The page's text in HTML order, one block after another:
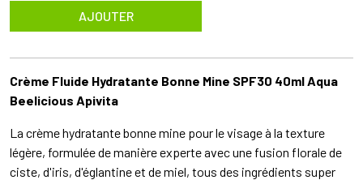
AJOUTER
Crème Fluide Hydratante Bonne Mine SPF30 40ml Aqua
Beelicious Apivita
La crème hydratante bonne mine pour le visage à la texture
légère, formulée de manière experte avec une fusion florale de
ciste, d'iris, d'églantine et de miel, tous des ingrédients super